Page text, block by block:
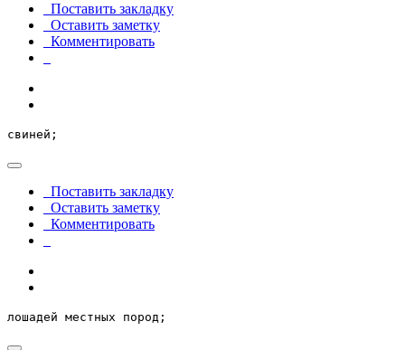
Поставить закладку
Оставить заметку
Комментировать
свиней;
Поставить закладку
Оставить заметку
Комментировать
лошадей местных пород;